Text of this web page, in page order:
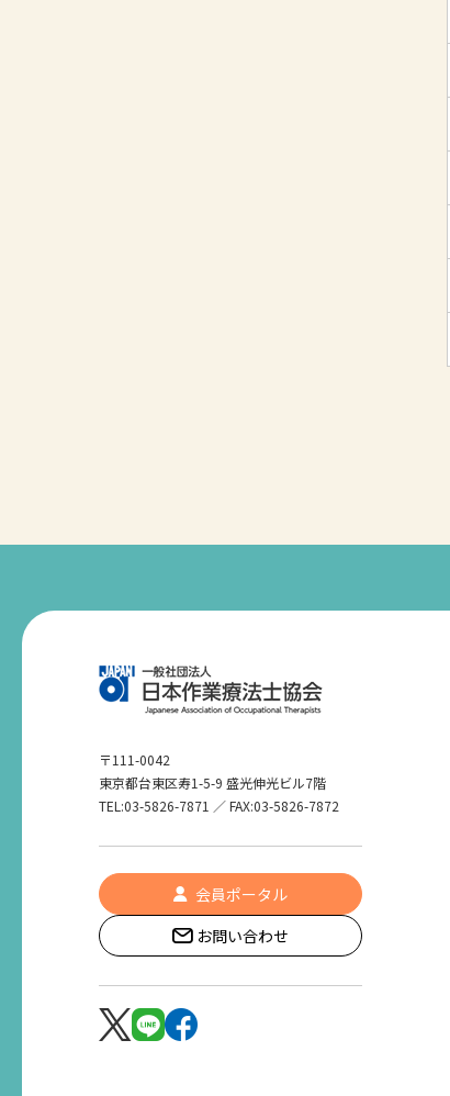
〒111-0042
東京都台東区寿1-5-9 盛光伸光ビル7階
TEL:03-5826-7871 ／ FAX:03-5826-7872
会員ポータル
お問い合わせ